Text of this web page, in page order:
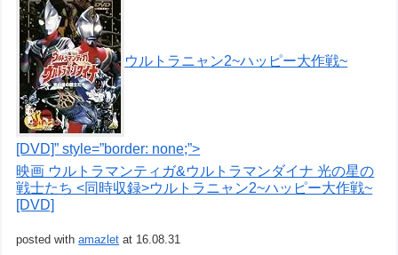
ウルトラニャン2~ハッピー大作戦~
[DVD]” style=”border: none;”>
映画 ウルトラマンティガ&ウルトラマンダイナ 光の星の
戦士たち <同時収録>ウルトラニャン2~ハッピー大作戦~
[DVD]
posted withamazlet at 16.08.31